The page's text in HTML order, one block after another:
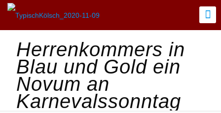
Herrenkommers in
Blau und Gold ein
Novum an
Karnevalssonntag